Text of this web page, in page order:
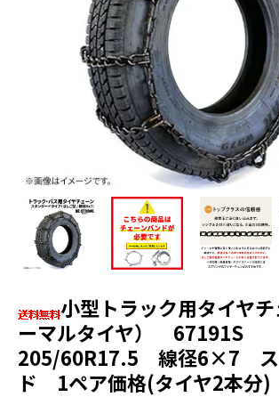
小型トラック用タイヤ
ーマルタイヤ） 67191S
205/60R17.5 線径6×7 ス
ド 1ペア価格(タイヤ2本分)